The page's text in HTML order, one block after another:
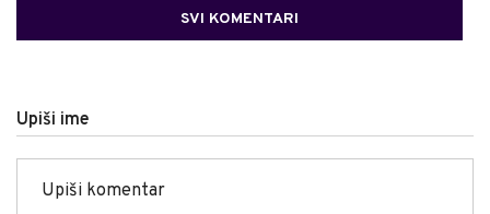
SVI KOMENTARI
Upiši ime